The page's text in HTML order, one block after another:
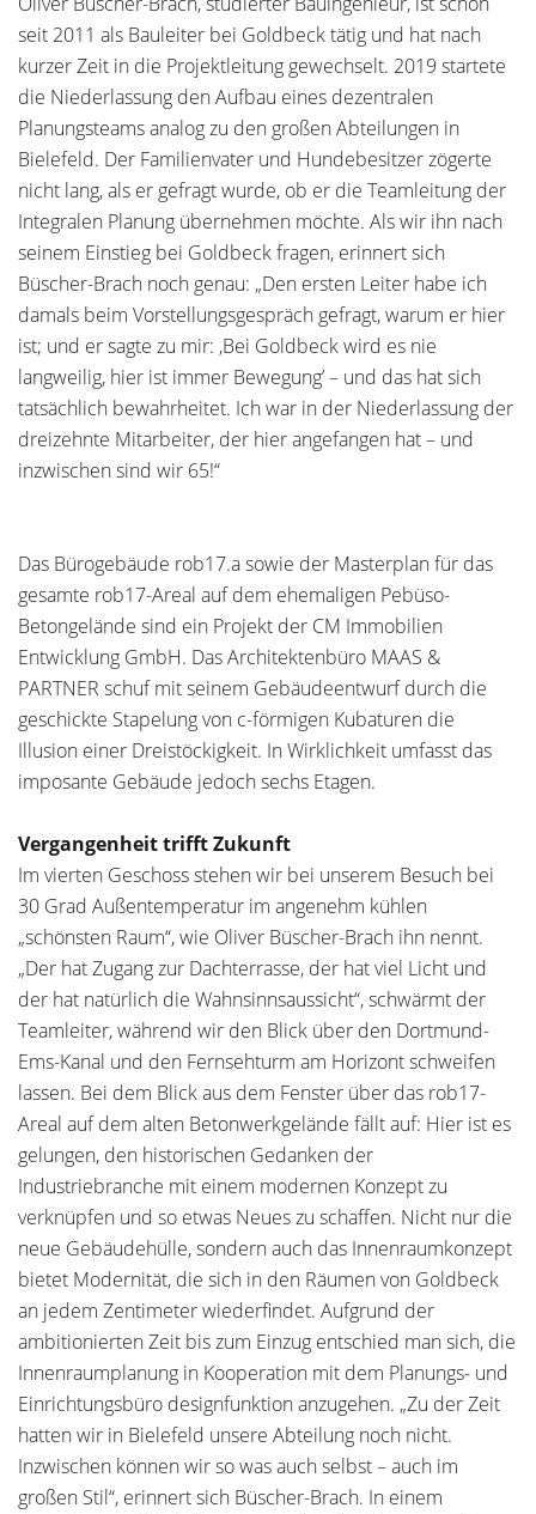
seit 2011 als Bauleiter bei Goldbeck tätig und hat nach
kurzer Zeit in die Projektleitung gewechselt. 2019 startete
die Niederlassung den Aufbau eines dezentralen
Planungsteams analog zu den großen Abteilungen in
Bielefeld. Der Familienvater und Hundebesitzer zögerte
nicht lang, als er gefragt wurde, ob er die Teamleitung der
Integralen Planung übernehmen möchte. Als wir ihn nach
seinem Einstieg bei Goldbeck fragen, erinnert sich
Büscher-Brach noch genau: „Den ersten Leiter habe ich
damals beim Vorstellungsgespräch gefragt, warum er hier
ist; und er sagte zu mir: ,Bei Goldbeck wird es nie
langweilig, hier ist immer Bewegung’ – und das hat sich
tatsächlich bewahrheitet. Ich war in der Niederlassung der
dreizehnte Mitarbeiter, der hier angefangen hat – und
inzwischen sind wir 65!“
Das Bürogebäude rob17.a sowie der Masterplan für das
ge­samte rob17-Areal auf dem ehemaligen Pebüso-
Betongelände sind ein Projekt der CM Immobilien
Entwicklung GmbH. Das Architektenbüro MAAS &
PARTNER schuf mit seinem Gebäude­entwurf durch die
geschickte Stapelung von c-förmigen Kubaturen die
Illusion einer Dreistöckigkeit. In Wirklichkeit umfasst das
imposante Gebäude jedoch sechs Etagen.
Vergangenheit trifft Zukunft
Im vierten Geschoss stehen wir bei unserem Besuch bei
30 Grad Außentemperatur im angenehm kühlen
„schönsten Raum“, wie Oliver Büscher-Brach ihn nennt.
„Der hat Zugang zur Dachterrasse, der hat viel Licht und
der hat natürlich die Wahnsinnsaussicht“, schwärmt der
Teamleiter, während wir den Blick über den Dortmund-
Ems-Kanal und den Fernsehturm am Horizont schweifen
lassen. Bei dem Blick aus dem Fenster über das rob17-
Areal auf dem alten Betonwerkgelände fällt auf: Hier ist es
gelungen, den historischen Gedanken der
Industriebranche mit einem modernen Konzept zu
verknüpfen und so etwas Neues zu schaffen. Nicht nur die
neue Gebäudehülle, sondern auch das Innenraumkonzept
bietet Modernität, die sich in den Räumen von Goldbeck
an jedem Zentimeter wieder­findet. Aufgrund der
ambitionierten Zeit bis zum Einzug ent­schied man sich, die
Innenraumplanung in Kooperation mit dem Planungs- und
Einrichtungsbüro designfunktion anzugehen. „Zu der Zeit
hatten wir in Bielefeld unsere Abteilung noch nicht.
Inzwischen können wir so was auch selbst – auch im
großen Stil“, erinnert sich Büscher-Brach. In einem